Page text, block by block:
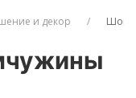
и декор